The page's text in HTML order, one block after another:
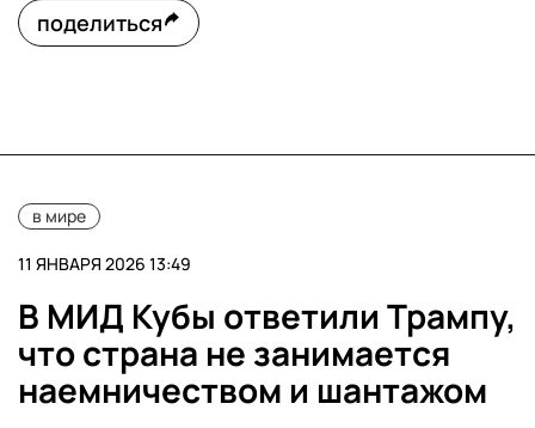
поделиться
в мире
11 ЯНВАРЯ 2026 13:49
В МИД Кубы ответили Трампу,
что страна не занимается
наемничеством и шантажом